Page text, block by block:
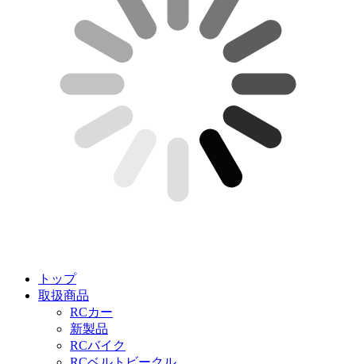
トップ
取扱商品
RCカー
新製品
RCバイク